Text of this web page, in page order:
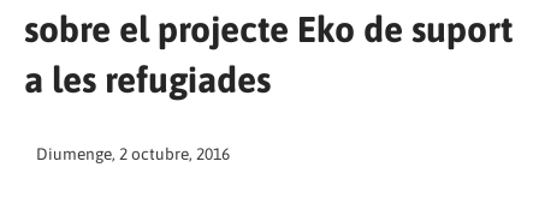
sobre el projecte Eko de suport
a les refugiades
Diumenge, 2 octubre, 2016